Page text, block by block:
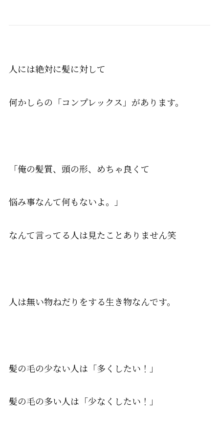
人には絶対に髪に対して
何かしらの「コンプレックス」があります。
「俺の髪質、頭の形、めちゃ良くて
悩み事なんて何もないよ。」
なんて言ってる人は見たことありません笑
人は無い物ねだりをする生き物なんです。
髪の毛の少ない人は「多くしたい！」
髪の毛の多い人は「少なくしたい！」